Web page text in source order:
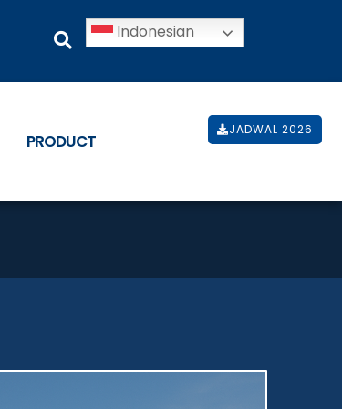
Indonesian
PRODUCT
JADWAL 2026